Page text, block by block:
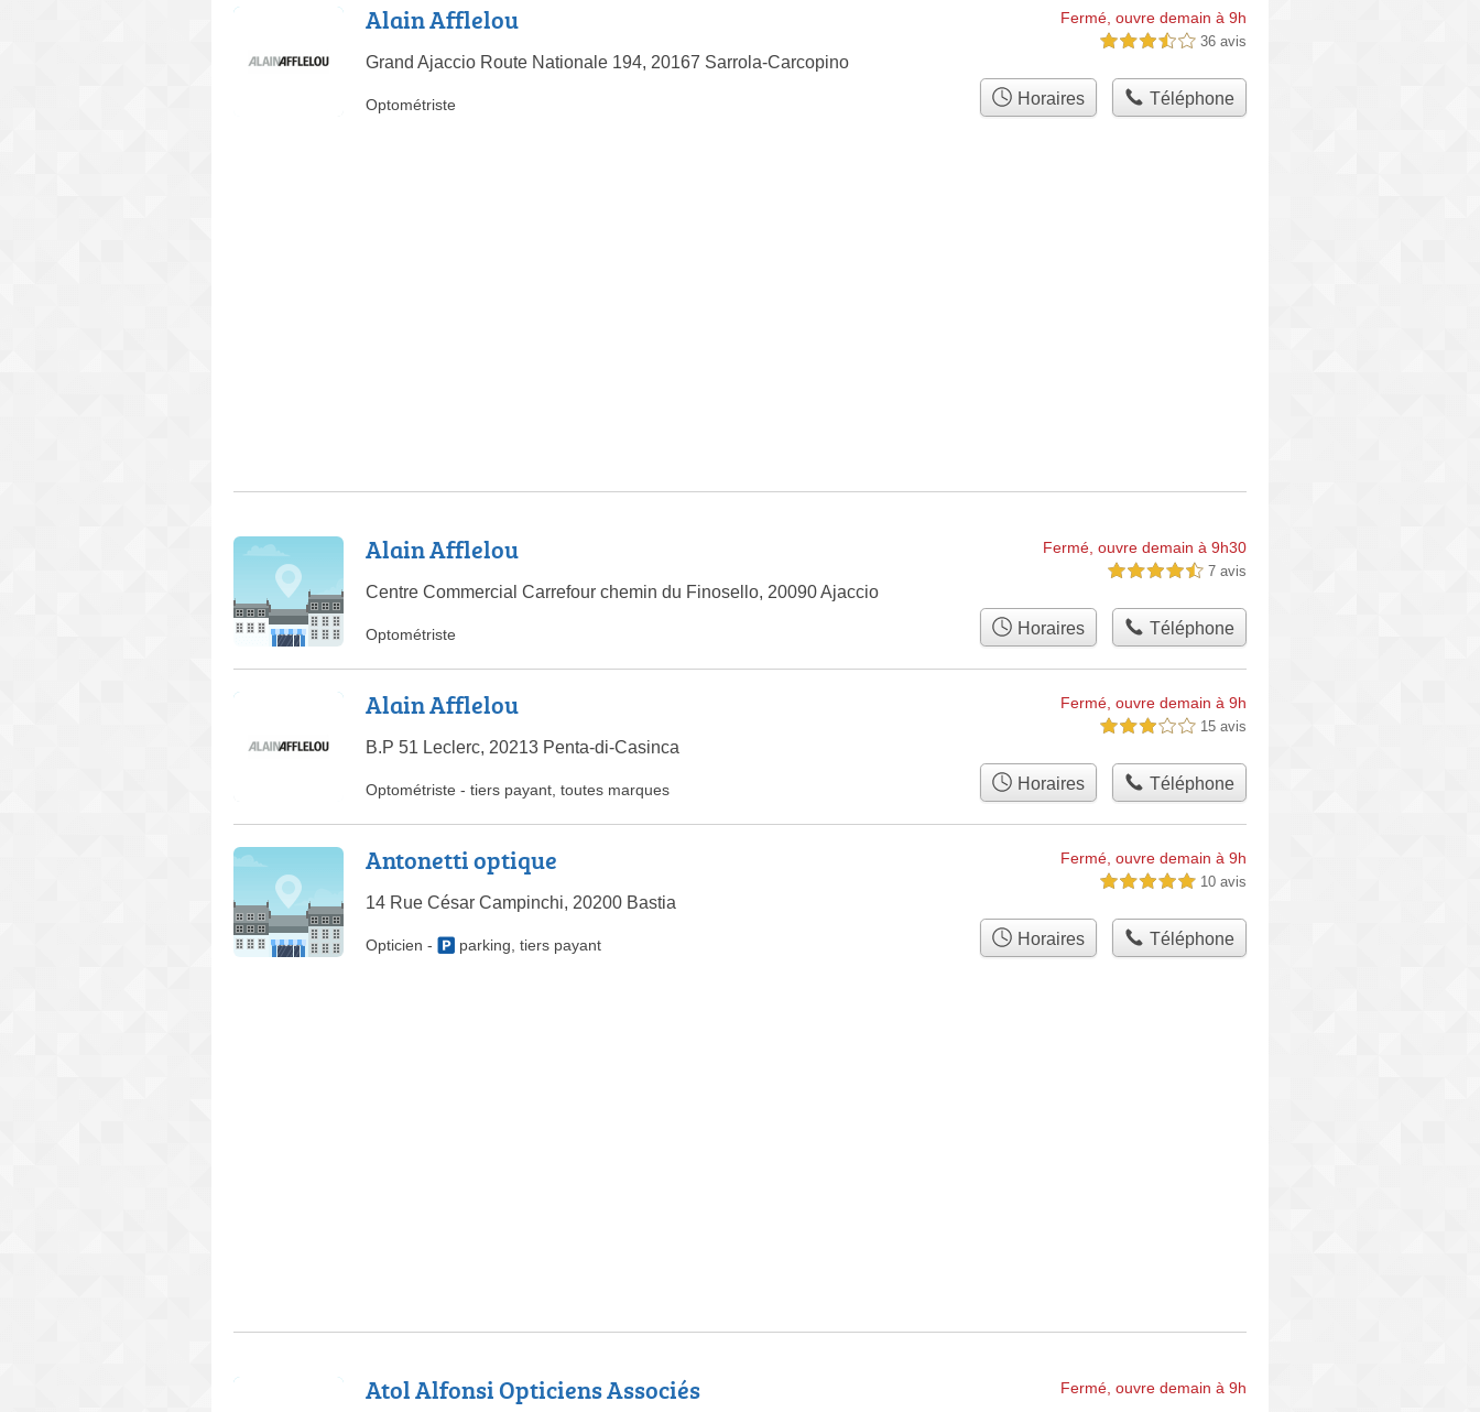
Alain Afflelou
Grand Ajaccio Route Nationale 194, 20167 Sarrola-Carcopino
Fermé, ouvre demain à 9h
3,5 étoiles sur 5 36 avis
Optométriste Horaires Téléphone
Alain Afflelou
Centre Commercial Carrefour chemin du Finosello, 20090 Ajaccio
Fermé, ouvre demain à 9h30
4,5 étoiles sur 5 7 avis
Optométriste Horaires Téléphone
Alain Afflelou
B.P 51 Leclerc, 20213 Penta-di-Casinca
Fermé, ouvre demain à 9h
3,0 étoiles sur 5 15 avis
Optométriste - tiers payant toutes marques Horaires Téléphone
Antonetti optique
14 Rue César Campinchi, 20200 Bastia
Fermé, ouvre demain à 9h
5,0 étoiles sur 5 10 avis
Opticien - parking tiers payant Horaires Téléphone
Atol Alfonsi Opticiens Associés Fermé, ouvre demain à 9h